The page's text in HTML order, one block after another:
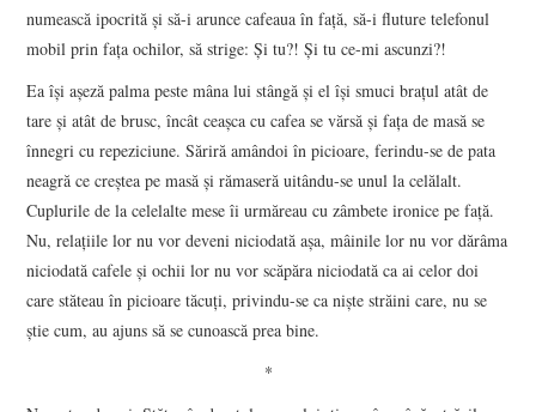
numească ipocrită şi să-i arunce cafeaua în faţă, să-i fluture telefonul
mobil prin faţa ochilor, să strige: Şi tu?! Şi tu ce-mi ascunzi?!
Ea îşi aşeză palma peste mâna lui stângă şi el îşi smuci braţul atât de
tare şi atât de brusc, încât ceaşca cu cafea se vărsă şi faţa de masă se
înnegri cu repeziciune. Săriră amândoi în picioare, ferindu-se de pata
neagră ce creştea pe masă şi rămaseră uitându-se unul la celălalt.
Cuplurile de la celelalte mese îi urmăreau cu zâmbete ironice pe faţă.
Nu, relaţiile lor nu vor deveni niciodată aşa, mâinile lor nu vor dărâma
niciodată cafele şi ochii lor nu vor scăpăra niciodată ca ai celor doi
care stăteau în picioare tăcuţi, privindu-se ca nişte străini care, nu se
ştie cum, au ajuns să se cunoască prea bine.
*